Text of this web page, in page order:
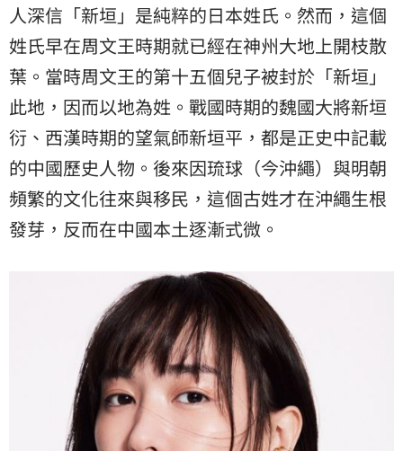
人深信「新垣」是純粹的日本姓氏。然而，這個
姓氏早在周文王時期就已經在神州大地上開枝散
葉。當時周文王的第十五個兒子被封於「新垣」
此地，因而以地為姓。戰國時期的魏國大將新垣
衍、西漢時期的望氣師新垣平，都是正史中記載
的中國歷史人物。後來因琉球（今沖繩）與明朝
頻繁的文化往來與移民，這個古姓才在沖繩生根
發芽，反而在中國本土逐漸式微。